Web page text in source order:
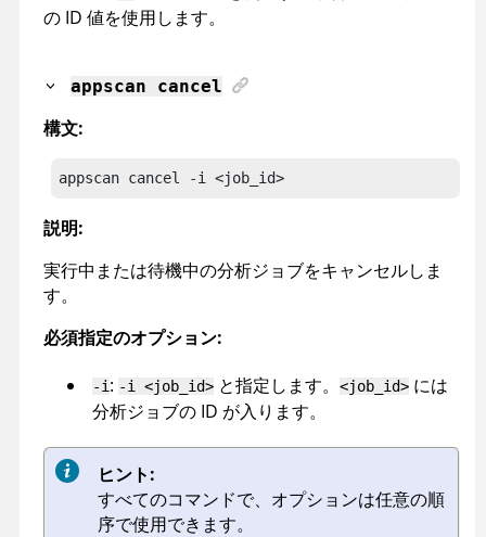
の ID 値を使用します。
appscan cancel
構文:
appscan cancel -i <job_id>
説明:
実行中または待機中の分析ジョブをキャンセルしま
す。
必須指定のオプション:
-i : -i <job_id> と指定します。 <job_id> には
分析ジョブの ID が入ります。
ヒント:
すべてのコマンドで、オプションは任意の順
序で使用できます。